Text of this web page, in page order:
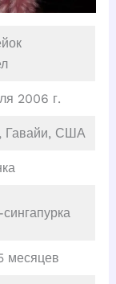
2006 г.
Гавайи, США
месяцев